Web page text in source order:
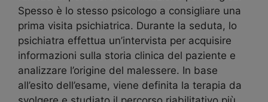
Spesso è lo stesso psicologo a consigliare una
prima visita psichiatrica. Durante la seduta, lo
psichiatra effettua un’intervista per acquisire
informazioni sulla storia clinica del paziente e
analizzare l’origine del malessere. In base
all’esito dell’esame, viene definita la terapia da